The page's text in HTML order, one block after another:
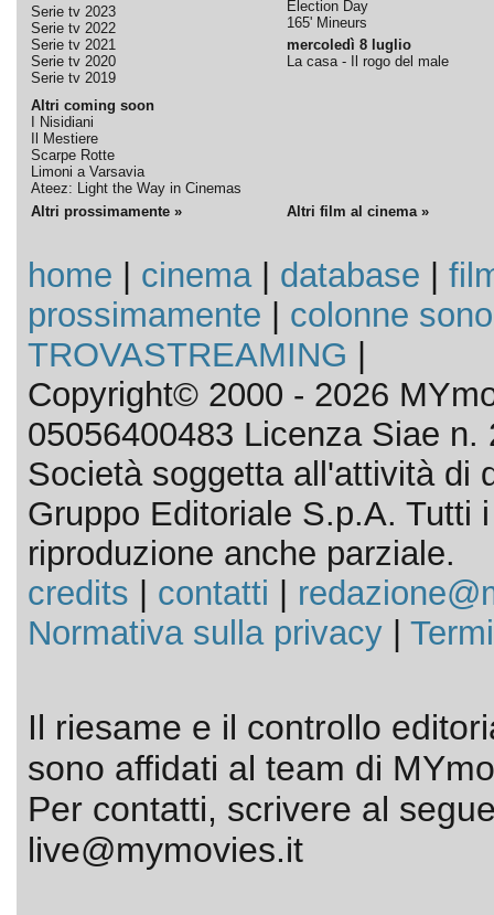
Serie tv 2023
Serie tv 2022
Serie tv 2021
Serie tv 2020
Serie tv 2019
Altri coming soon
I Nisidiani
Il Mestiere
Scarpe Rotte
Limoni a Varsavia
Ateez: Light the Way in Cinemas
Election Day
165' Mineurs
mercoledì 8 luglio
La casa - Il rogo del male
Altri prossimamente » Altri film al cinema »
home cinema| database
prossimamente
colonne
TROVASTREAMING
Copyright© 2000 - 2026
05056400483 Licenza Siae n.
Società soggetta all'attività di
Gruppo Editoriale S.p.A. Tutti
riproduzione anche parziale.
credits
contatti
Normativa sulla privacy|
Il riesame e il controllo
sono affidati al team di
Per contatti, scrivere al
live@mymovies.it